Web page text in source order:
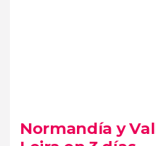
Normandía y